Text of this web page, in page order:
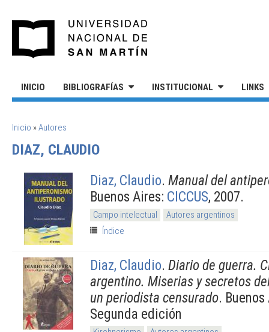
INICIO BIBLIOGRAFÍAS INSTITUCIONAL LINKS
SE ENCUENTRA USTED AQUÍ
Inicio »Autores
DIAZ, CLAUDIO
Diaz, Claudio. Manual del
Buenos Aires: CICCUS, 2007.
Campo intelectual
Autores argentinos
Índice
Diaz, Claudio. Diario de guerra.
argentino. Miserias y secretos
un periodista censurado.
Segunda edición